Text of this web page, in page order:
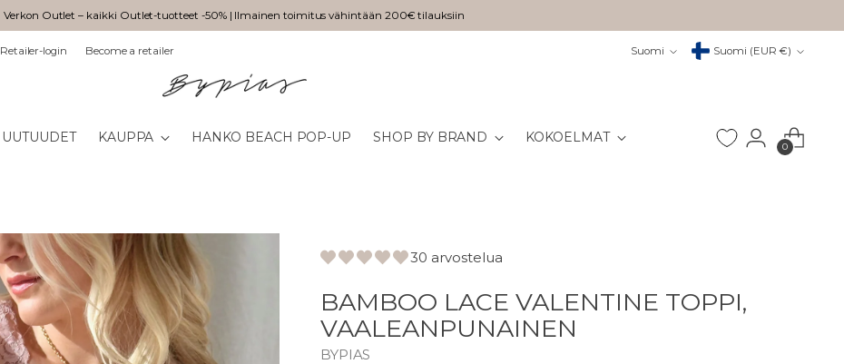
Verkon Outlet – kaikki Outlet-tuotteet -50% | Ilmainen toimitus vähintään 200€ tilauksiin
Retailer-login Become a retailer Suomi Valuutta Suomi (EUR €)
UUTUUDET KAUPPA HANKO BEACH POP-UP SHOP BY BRAND KOKOELMAT
0
30 arvostelua
BAMBOO LACE VALENTINE TOPPI,
VAALEANPUNAINEN
BYPIAS